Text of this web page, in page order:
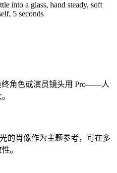
into a glass, hand steady, soft
5 seconds
终角色或演员镜头用 Pro——人
的肖像作为主题参考，可在多
。